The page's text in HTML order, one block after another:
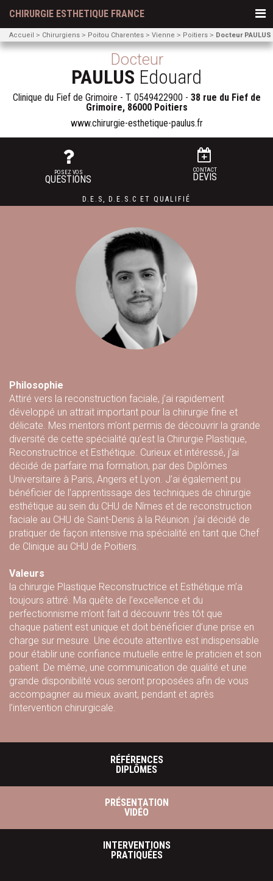
CHIRURGIE ESTHETIQUE FRANCE
Accueil Chirurgiens Poitou Charentes Vienne Poitiers Docteur PAULUS
Docteur
PAULUS Edouard
Clinique du Fief de Grimoire - T. 0549422900 - 38 rue du Fief de
Grimoire, 86000 Poitiers
www.chirurgie-esthetique-paulus.fr
POSEZ VOS
QUESTIONS
CONTACT
DEVIS
D.E.S, D.E.S.C ET QUALIFIÉ
Philosophie
Attiré vers la reconstruction faciale, j’ai rapidement
développé un attrait important pour la chirurgie fine et
délicate. Mes mentors m’ont permis de découvrir la grande
diversité de cette spécialité qu’est la Chirurgie Plastique,
Reconstructrice et Esthétique. Curieux et intéressé, j’ai
décidé de parfaire ma formation, par des Diplômes
Universitaire à Paris, Angers et Lyon. J’ai également pu
bénéficier de l’apprentissage des techniques de chirurgie
esthétique au sein du CHU de Nîmes et de reconstruction
faciale au CHU de Saint-Denis à la Réunion. j’ai décidé de
pratiquer de façon intensive ma spécialité en tant que Chef
de Clinique au CHU de Poitiers.
Valeurs
la chirurgie Plastique Reconstructrice et Esthétique m’a
toujours attiré. Ma quête de l’excellence et du
perfectionnisme m’ont fait d découvrir très tôt que
chaque patient est unique et doit bénéficier d’une prise en
charge sur mesure. Une écoute attentive est indispensable
pour établir une confiance mutuelle entre le praticien et son
patient. De même, une communication de qualité et une
grande disponibilité vous seront proposées afin de vous
accompagner au mieux avant, pendant et après
l’intervention chirurgicale.
RÉFÉRENCES
DIPLÔMES
PRÉSENTATION
VIDÉO
INTERVENTIONS
PRATIQUÉES